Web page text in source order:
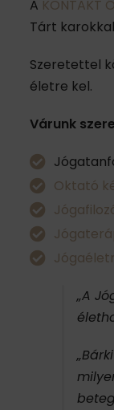
A KONTAKT
Tárt
Szeretettel
életre kel.
Várunk
Oktató
„A